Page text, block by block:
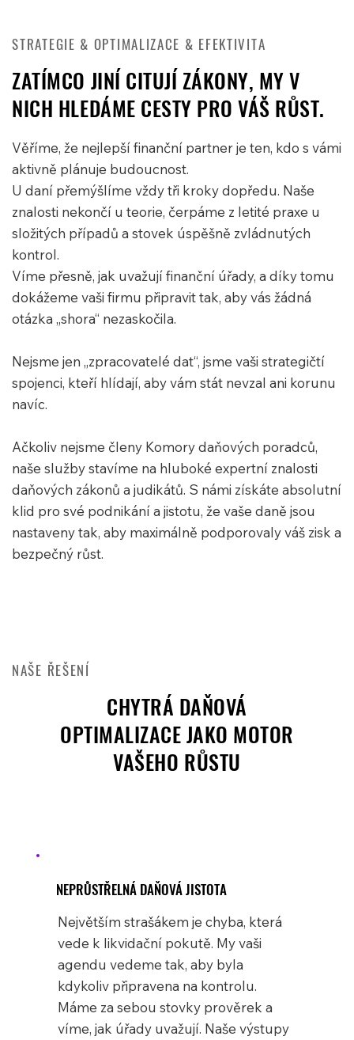
STRATEGIE & OPTIMALIZACE & EFEKTIVITA
ZATÍMCO JINÍ CITUJÍ ZÁKONY, MY V
NICH HLEDÁME CESTY PRO VÁŠ RŮST.
Věříme, že nejlepší finanční partner je ten, kdo s vámi
aktivně plánuje budoucnost.
U daní přemýšlíme vždy tři kroky dopředu. Naše
znalosti nekončí u teorie, čerpáme z letité praxe u
složitých případů a stovek úspěšně zvládnutých
kontrol.
Víme přesně, jak uvažují finanční úřady, a díky tomu
dokážeme vaši firmu připravit tak, aby vás žádná
otázka „shora“ nezaskočila.
Nejsme jen „zpracovatelé dat“, jsme vaši strategičtí
spojenci, kteří hlídají, aby vám stát nevzal ani korunu
navíc.
Ačkoliv nejsme členy Komory daňových poradců,
naše služby stavíme na hluboké expertní znalosti
daňových zákonů a judikátů. S námi získáte absolutní
klid pro své podnikání a jistotu, že vaše daně jsou
nastaveny tak, aby maximálně podporovaly váš zisk a
bezpečný růst.
NAŠE ŘEŠENÍ
CHYTRÁ DAŇOVÁ
OPTIMALIZACE JAKO MOTOR
VAŠEHO RŮSTU
NEPRŮSTŘELNÁ DAŇOVÁ JISTOTA
Největším strašákem je chyba, která
vede k likvidační pokutě. My vaši
agendu vedeme tak, aby byla
kdykoliv připravena na kontrolu.
Máme za sebou stovky prověrek a
víme, jak úřady uvažují. Naše výstupy